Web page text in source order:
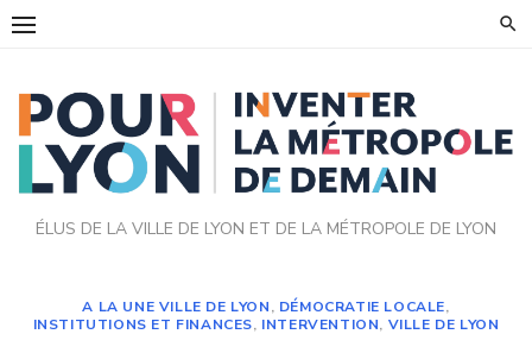
Skip
ÉLUS DE LA VILLE DE LYON ET DE LA MÉTROPOLE DE LYON
A LA UNE VILLE DE LYON, DÉMOCRATIE LOCALE,
INSTITUTIONS ET FINANCES, INTERVENTION, VILLE DE LYON